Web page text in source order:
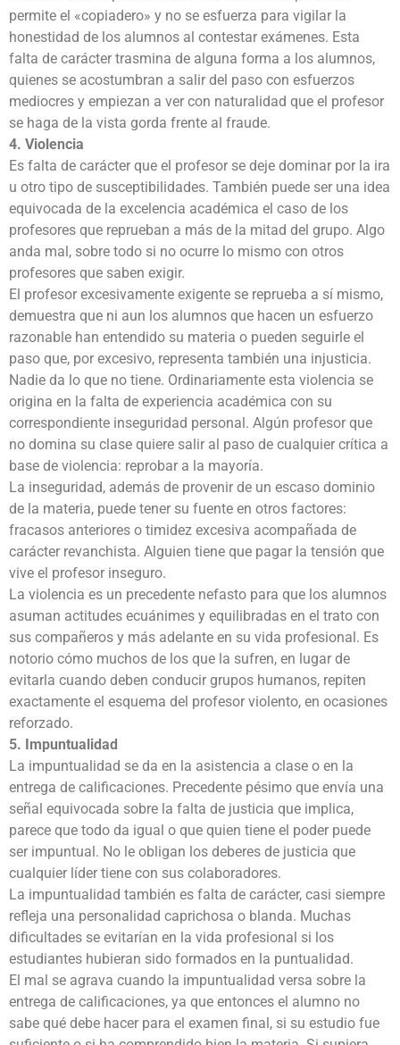
permite el «copiadero» y no se esfuerza para vigilar la
honestidad de los alumnos al contestar exámenes. Esta
falta de carácter trasmina de alguna forma a los alumnos,
quienes se acostumbran a salir del paso con esfuerzos
mediocres y empiezan a ver con naturalidad que el profesor
se haga de la vista gorda frente al fraude.
4. Violencia
Es falta de carácter que el profesor se deje dominar por la ira
u otro tipo de susceptibilidades. También puede ser una idea
equivocada de la excelencia académica el caso de los
profesores que reprueban a más de la mitad del grupo. Algo
anda mal, sobre todo si no ocurre lo mismo con otros
profesores que saben exigir.
El profesor excesivamente exigente se reprueba a sí mismo,
demuestra que ni aun los alumnos que hacen un esfuerzo
razonable han entendido su materia o pueden seguirle el
paso que, por excesivo, representa también una injusticia.
Nadie da lo que no tiene. Ordinariamente esta violencia se
origina en la falta de experiencia académica con su
correspondiente inseguridad personal. Algún profesor que
no domina su clase quiere salir al paso de cualquier crítica a
base de violencia: reprobar a la mayoría.
La inseguridad, además de provenir de un escaso dominio
de la materia, puede tener su fuente en otros factores:
fracasos anteriores o timidez excesiva acompañada de
carácter revanchista. Alguien tiene que pagar la tensión que
vive el profesor inseguro.
La violencia es un precedente nefasto para que los alumnos
asuman actitudes ecuánimes y equilibradas en el trato con
sus compañeros y más adelante en su vida profesional. Es
notorio cómo muchos de los que la sufren, en lugar de
evitarla cuando deben conducir grupos humanos, repiten
exactamente el esquema del profesor violento, en ocasiones
reforzado.
5. Impuntualidad
La impuntualidad se da en la asistencia a clase o en la
entrega de calificaciones. Precedente pésimo que envía una
señal equivocada sobre la falta de justicia que implica,
parece que todo da igual o que quien tiene el poder puede
ser impuntual. No le obligan los deberes de justicia que
cualquier líder tiene con sus colaboradores.
La impuntualidad también es falta de carácter, casi siempre
refleja una personalidad caprichosa o blanda. Muchas
dificultades se evitarían en la vida profesional si los
estudiantes hubieran sido formados en la puntualidad.
El mal se agrava cuando la impuntualidad versa sobre la
entrega de calificaciones, ya que entonces el alumno no
sabe qué debe hacer para el examen final, si su estudio fue